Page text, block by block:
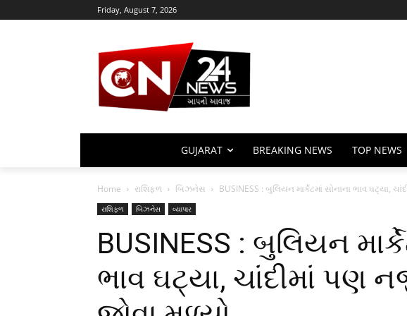
Friday, August 7, 2026
GUJARAT BREAKING NEWS TOP NEWS
Home રાશિફળ બિઝનેસ BUSINESS : બુલિયન માર્કેટમાં સોનાના ભાવ ઘટ્યા,
રાશિફળ બિઝનેસ વ્યાપાર
BUSINESS : બુલિયન
ભાવ ઘટ્યા, ચાંદીમાં પણ